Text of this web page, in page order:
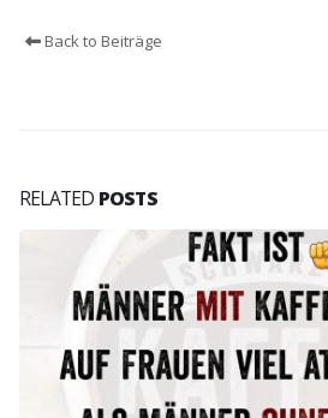
Back to Beiträge
RELATED POSTS